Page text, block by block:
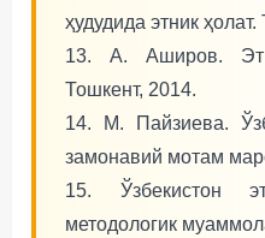
ҳудудида этник
13. А. Аширов.
Тошкент, 2014.
14. М. Пайзиева.
замонавий мотам
15. Ўзбекистон
методологик